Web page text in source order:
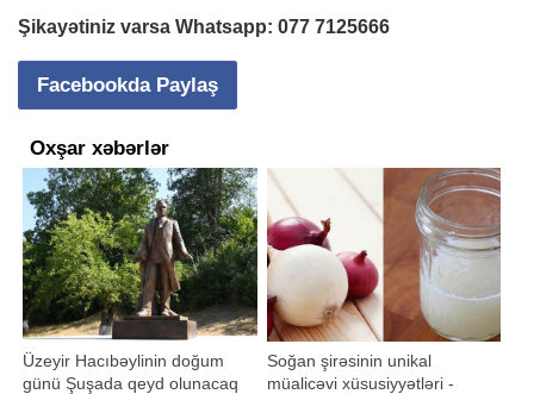
Şikayətiniz varsa Whatsapp: 077 7125666
Facebookda Paylaş
Oxşar xəbərlər
Üzeyir Hacıbəylinin doğum
günü Şuşada qeyd olunacaq
Soğan şirəsinin unikal
müalicəvi xüsusiyyətləri -